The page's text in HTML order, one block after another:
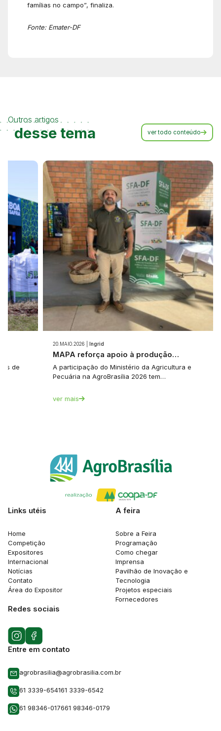
famílias no campo”, finaliza.
Fonte: Emater-DF
Outros artigos
desse tema ver todo conteúdo
de
20.MAIO.2026 | Ingrid
MAPA reforça apoio à produção…
A participação do Ministério da Agricultura e
Pecuária na AgroBrasília 2026 tem…
ver mais
Links utéis
Home
Competição
Expositores
Internacional
Notícias
Contato
Área do Expositor
A feira
Sobre a Feira
Programação
Como chegar
Imprensa
Pavilhão de Inovação e
Tecnologia
Projetos especiais
Fornecedores
Redes sociais
Entre em contato
agrobrasilia@agrobrasilia.com.br
61 3339-654161 3339-6542
61 98346-017661 98346-0179